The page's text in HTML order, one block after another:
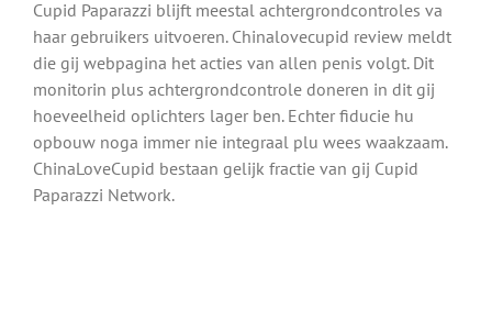
Cupid Paparazzi blijft meestal achtergrondcontroles va
haar gebruikers uitvoeren. Chinalovecupid review meldt
die gij webpagina het acties van allen penis volgt. Dit
monitorin plus achtergrondcontrole doneren in dit gij
hoeveelheid oplichters lager ben. Echter fiducie hu
opbouw noga immer nie integraal plu wees waakzaam.
ChinaLoveCupid bestaan gelijk fractie van gij Cupid
Paparazzi Network.